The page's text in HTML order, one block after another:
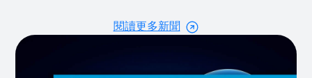
閱讀更多新聞